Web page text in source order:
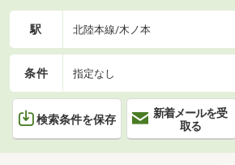
駅 北陸本線/木ノ本
条件 指定なし
検索条件を保存
新着メールを受
取る